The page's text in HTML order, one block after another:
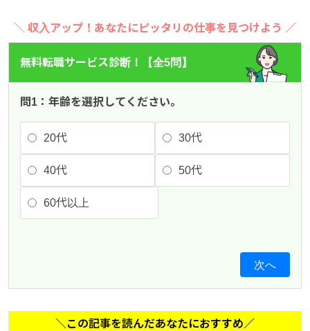
＼ 収入アップ！あなたにピッタリの仕事を見つけよう ／
無料転職サービス診断！【全5問】
問1：年齢を選択してください。
20代 30代
40代 50代
60代以上
次へ
＼この記事を読んだあなたにおすすめ／